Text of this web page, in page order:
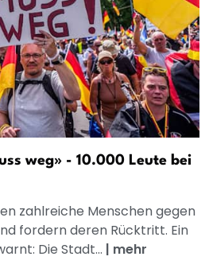
weg» - 10.000 Leute bei
zahlreiche Menschen gegen
fordern deren Rücktritt. Ein
Die Stadt... | mehr